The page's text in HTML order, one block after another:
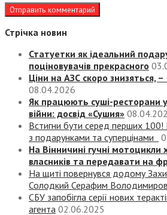
Стрічка новин
Статуетки як ідеальний
поціновувачів прекрасного
Ціни на АЗС скоро знизяться, –
08.04.2026
Як працюють суші-ресторани
війни: досвід «Сушия»
Встигни бути серед перших 100!
з подарунками та суперцінами
На Вінничині гучні мотоцикли
власників та передавати на
На щиті повернувся додому
Солодкий Серафим
СБУ запобігла серії нових
агента 02.06.2025